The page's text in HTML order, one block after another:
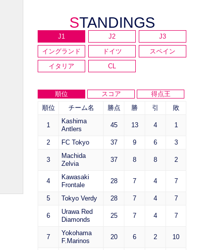
STANDINGS
J1 J2
J3
イングランド
ドイツ
スペイン
イタリア
CL
順位 スコア
得点王
順位
チーム名 勝点 勝 引 敗
1
Kashima
Antlers
45 13 4 1
2 FC Tokyo 37 9 6 3
3
Machida
Zelvia
37 8 8 2
4
Kawasaki
Frontale
28 7 4 7
5 Tokyo Verdy 28 7 4 7
6
Urawa Red
Diamonds
25 7 4 7
7
Yokohama
F.Marinos
20 6 2 10